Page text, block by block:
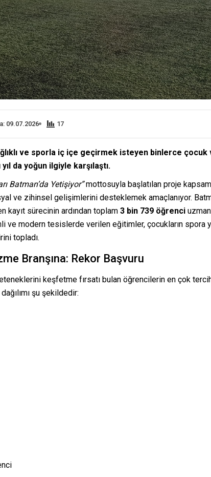
09.07.2026 17
ve sporla iç içe geçirmek isteyen binlerce çocuk
da yoğun ilgiyle karşılaştı.
Batman’da Yetişiyor”mottosuyla başlatılan proje
ve zihinsel gelişimlerini desteklemek amaçlanıyor.
kayıt sürecinin ardından toplam 3 bin 739 öğrenci
ve modern tesislerde verilen eğitimler, çocukların spora
topladı.
Branşına: Rekor Başvuru
keşfetme fırsatı bulan öğrencilerin en çok
şu şekildedir: